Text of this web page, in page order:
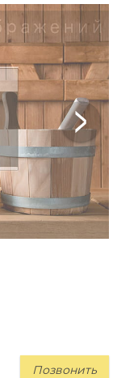
Позвонить